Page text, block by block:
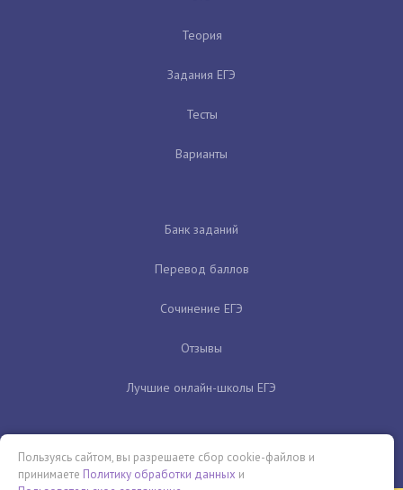
Теория
Задания ЕГЭ
Тесты
Варианты
Банк заданий
Перевод баллов
Сочинение ЕГЭ
Отзывы
Лучшие онлайн-школы ЕГЭ
Пользуясь сайтом, вы разрешаете сбор cookie-файлов и
принимаете Политику обработки данных и